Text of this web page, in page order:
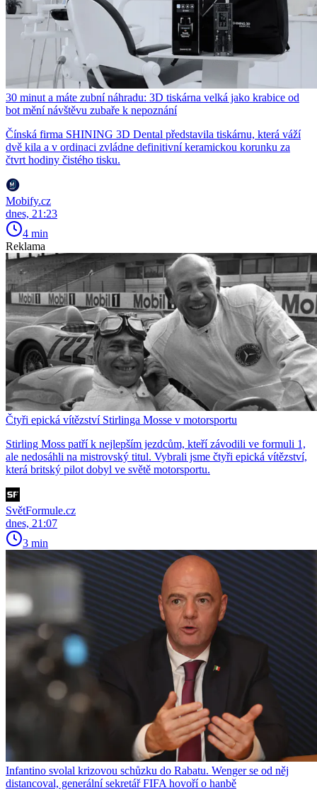
30 minut a máte zubní náhradu: 3D tiskárna velká jako krabice od
bot mění návštěvu zubaře k nepoznání
Čínská firma SHINING 3D Dental představila tiskárnu, která váží
dvě kila a v ordinaci zvládne definitivní keramickou korunku za
čtvrt hodiny čistého tisku.
Mobify.cz
dnes, 21:23
4 min
Reklama
Čtyři epická vítězství Stirlinga Mosse v motorsportu
Stirling Moss patří k nejlepším jezdcům, kteří závodili ve formuli 1,
ale nedosáhli na mistrovský titul. Vybrali jsme čtyři epická vítězství,
která britský pilot dobyl ve světě motorsportu.
SvětFormule.cz
dnes, 21:07
3 min
Infantino svolal krizovou schůzku do Rabatu. Wenger se od něj
distancoval, generální sekretář FIFA hovoří o hanbě